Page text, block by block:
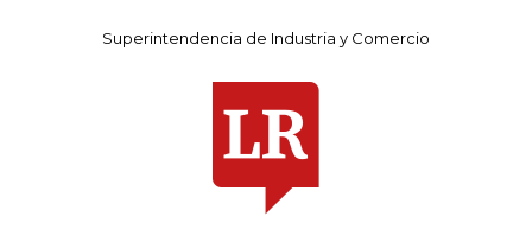
Superintendencia de Industria y Comercio